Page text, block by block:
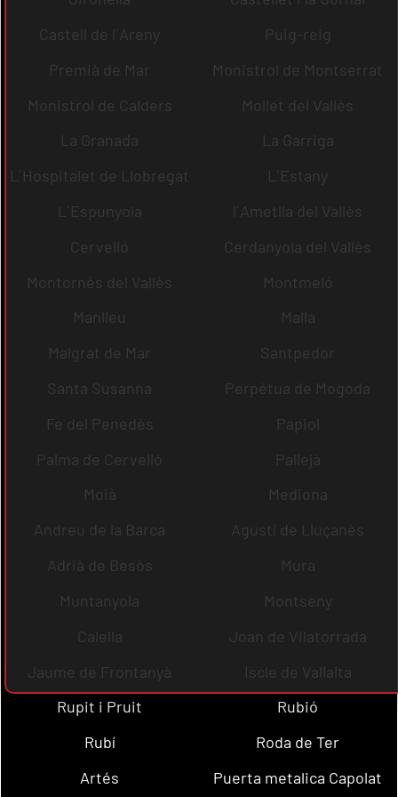
Castell de l´Areny
Puig-reig
Premià de Mar
Monistrol de Montserrat
Monistrol de Calders
Mollet del Vallès
La Granada
La Garriga
L´Hospitalet de Llobregat
L´Estany
L´Espunyola
l´Ametlla del Vallès
Cervelló
Cerdanyola del Vallès
Montornès del Vallès
Montmeló
Manlleu
Malla
Malgrat de Mar
Santpedor
Santa Susanna
Perpètua de Mogoda
Fe del Penedès
Papiol
Palma de Cervelló
Pallejà
Moià
Mediona
Andreu de la Barca
Agustí de Lluçanès
Adrià de Besòs
Mura
Muntanyola
Montseny
Calella
Joan de Vilatorrada
Jaume de Frontanyà
Iscle de Vallalta
Rupit i Pruit
Rubió
Rubí
Roda de Ter
Artés
Puerta metalica Capolat